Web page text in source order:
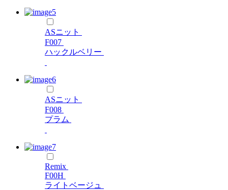
ASニット
F007
ハックルベリー
ASニット
F008
プラム
Remix
F00H
ライトベージュ